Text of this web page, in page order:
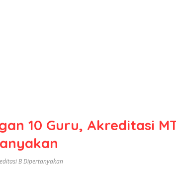
10 Guru, Akreditasi
B Dipertanyakan